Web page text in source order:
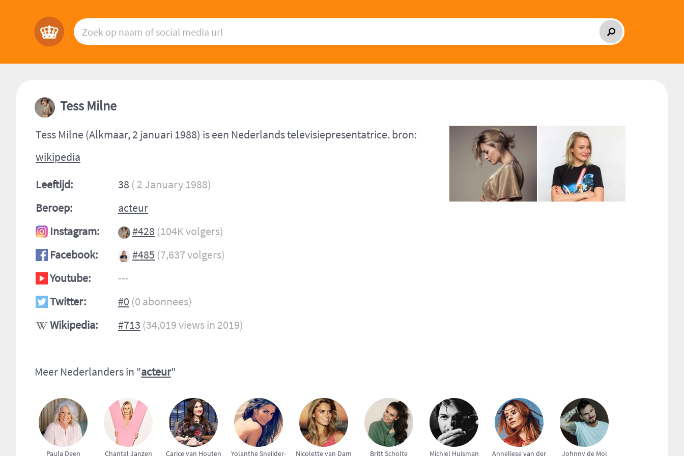
Tess Milne
Tess Milne (Alkmaar, 2 januari 1988) is een Nederlands televisiepresentatrice. bron:
wikipedia
Leeftijd:
38 ( 2 January 1988)
Beroep:
acteur
Instagram:
#428 (104K volgers)
Facebook:
#485 (7,637 volgers)
Youtube:
---
Twitter:
#0 (0 abonnees)
Wikipedia:
#713 (34,019 views in 2019)
Meer Nederlanders in "acteur"
Paula Deen Chantal Janzen Carice van Houten Yolanthe Sneijder- Nicolette van Dam Britt Scholte Michiel Huisman Anneliese van der Johnny de Mol